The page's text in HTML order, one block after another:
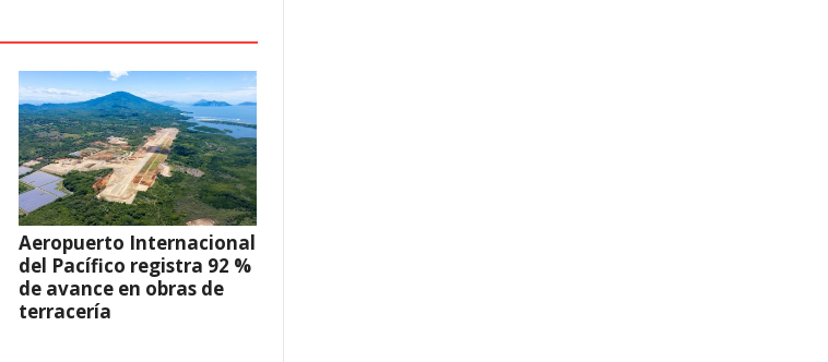
Aeropuerto Internacional
del Pacífico registra 92 %
de avance en obras de
terracería